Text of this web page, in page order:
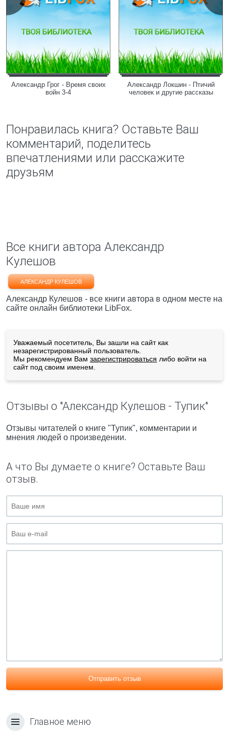
Александр Грог - Время своих
войн 3-4
Александр Локшин - Птичий
человек и другие рассказы
Понравилась книга? Оставьте Ваш
комментарий, поделитесь
впечатлениями или расскажите
друзьям
Все книги автора Александр
Кулешов
АЛЕКСАНДР КУЛЕШОВ
Александр Кулешов - все книги автора в одном месте на
сайте онлайн библиотеки LibFox.
Уважаемый посетитель, Вы зашли на сайт как
незарегистрированный пользователь.
Мы рекомендуем Вам зарегистрироваться либо войти на
сайт под своим именем.
Отзывы о "Александр Кулешов - Тупик"
Отзывы читателей о книге "Тупик", комментарии и
мнения людей о произведении.
А что Вы думаете о книге? Оставьте Ваш
отзыв.
Отправить отзыв
Главное меню